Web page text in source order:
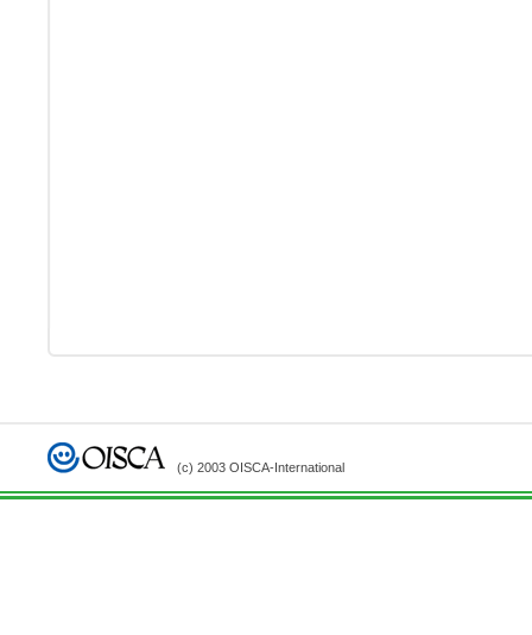
(c) 2003 OISCA-International